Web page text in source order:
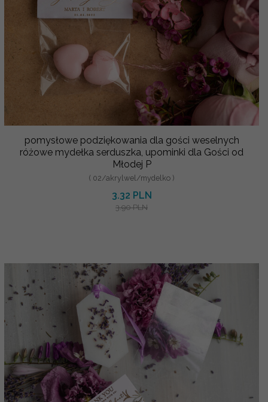
pomysłowe podziękowania dla gości weselnych
różowe mydełka serduszka, upominki dla Gości od
Młodej P
( 02/akrylwel/mydelko )
3.32 PLN
3.90 PLN